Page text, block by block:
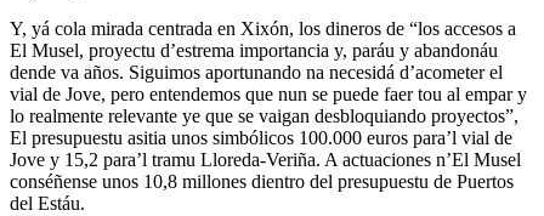
Y, yá cola mirada centrada en Xixón, los dineros de “los accesos a
El Musel, proyectu d’estrema importancia y, paráu y abandonáu
dende va años. Siguimos aportunando na necesidá d’acometer el
vial de Jove, pero entendemos que nun se puede faer tou al empar y
lo realmente relevante ye que se vaigan desbloquiando proyectos”,
El presupuestu asitia unos simbólicos 100.000 euros para’l vial de
Jove y 15,2 para’l tramu Lloreda-Veriña. A actuaciones n’El Musel
conséñense unos 10,8 millones dientro del presupuestu de Puertos
del Estáu.